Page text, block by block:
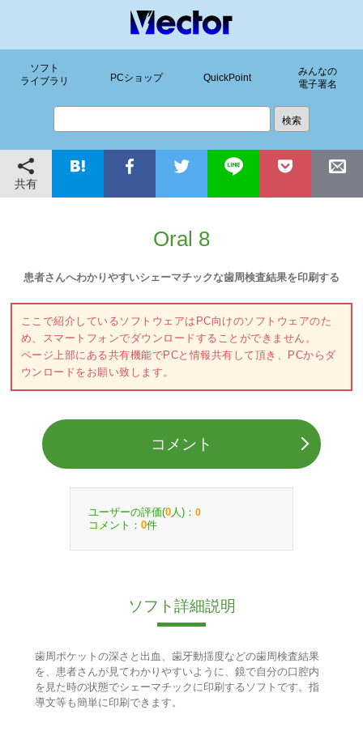
ソフト
ライブラリ
PCショップ QuickPoint
みんなの
電子署名
共有
Oral 8
患者さんへわかりやすいシェーマチックな歯周検査結果を印刷する
ここで紹介しているソフトウェアはPC向けのソフトウェアのた
め、スマートフォンでダウンロードすることができません。
ページ上部にある共有機能でPCと情報共有して頂き、PCからダ
ウンロードをお願い致します。
コメント
ユーザーの評価(0 人)： 0
コメント： 0件
ソフト詳細説明
歯周ポケットの深さと出血、歯牙動揺度などの歯周検査結果
を、患者さんが見てわかりやすいように、鏡で自分の口腔内
を見た時の状態でシェーマチックに印刷するソフトです。指
導文等も簡単に印刷できます。